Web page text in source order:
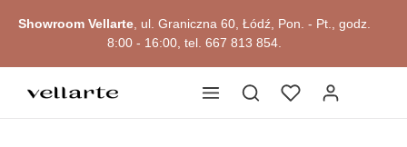
zawartości
Showroom Vellarte , ul. Graniczna 60, Łódź, Pon. - Pt., godz.
8:00 - 16:00, tel. 667 813 854.